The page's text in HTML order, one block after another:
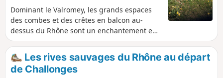
Dominant le Valromey, les grands espaces
des combes et des crêtes en balcon au-
dessus du Rhône sont un enchantement en
toute saison, à faire à pied ou à raquettes à
neige. Un circuit sans difficulté. Attention !
Randonnée à effectuer hors de la période de
pâturages des animaux.
Les rives sauvages du Rhône au départ
de Challonges